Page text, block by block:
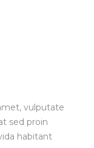
vulputate
sed proin
habitant